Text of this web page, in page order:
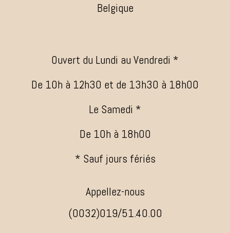
Belgique
Ouvert du Lundi au Vendredi *
De 10h à 12h30 et de 13h30 à 18h00
Le Samedi *
De 10h à 18h00
* Sauf jours fériés
Appellez-nous
(0032)019/51.40.00